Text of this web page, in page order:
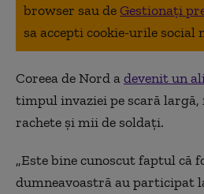
browser sau deGestionați
sa accepti cookie-urile social
Coreea de Nord adevenit un
timpul invaziei pe scară
rachete și mii de soldați.
„Este bine cunoscut faptul că
dumneavoastră au participat